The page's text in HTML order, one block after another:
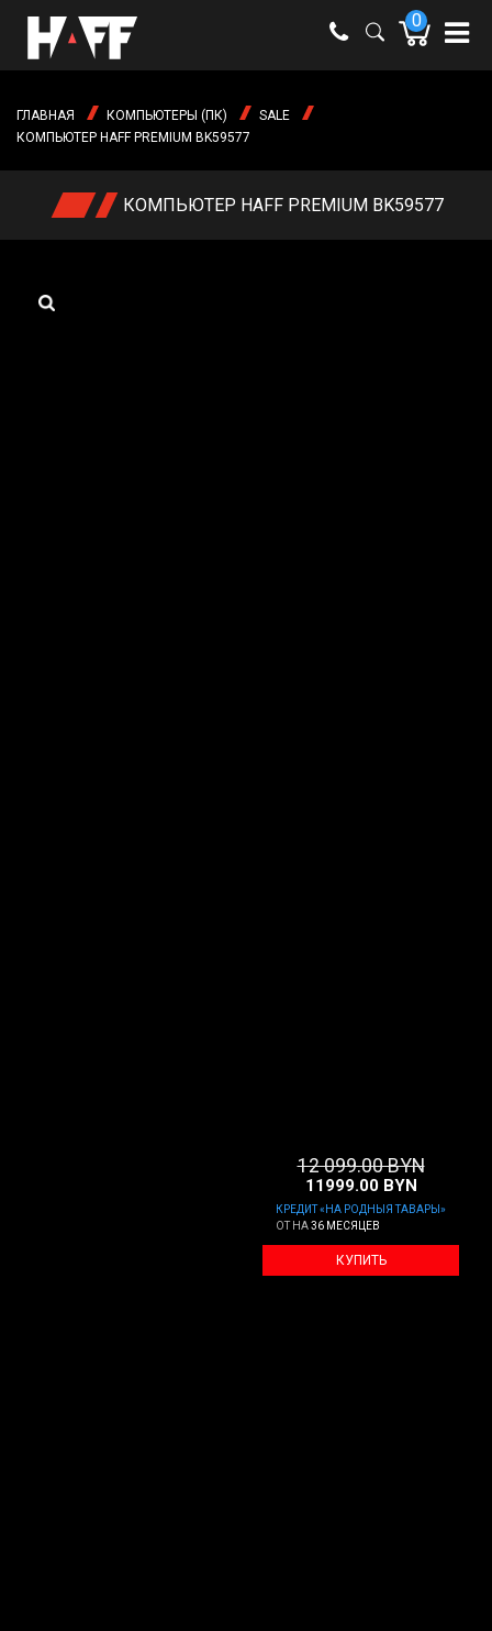
Время
18:00
0
ГЛАВНАЯ КОМПЬЮТЕРЫ (ПК)
SALE
КОМПЬЮТЕР HAFF PREMIUM BK59577
КОМПЬЮТЕР HAFF PREMIUM BK59577
11999.00BYN
12 099.00 BYN
КРЕДИТ «НА РОДНЫЯ ТАВАРЫ»
ОТ НА36 МЕСЯЦЕВ
КУПИТЬ